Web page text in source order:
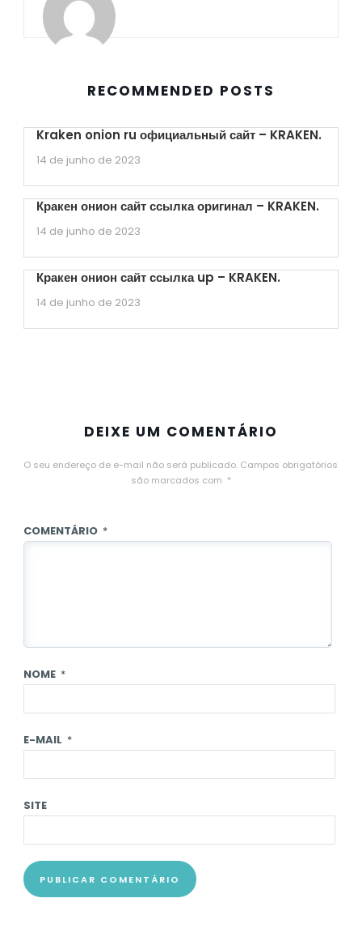
RECOMMENDED POSTS
Kraken onion ru официальный сайт – KRAKEN.
14 de junho de 2023
Кракен онион сайт ссылка оригинал – KRAKEN.
14 de junho de 2023
Кракен онион сайт ссылка up – KRAKEN.
14 de junho de 2023
DEIXE UM COMENTÁRIO
O seu endereço de e-mail não será publicado. Campos obrigatórios
são marcados com *
COMENTÁRIO *
NOME *
E-MAIL *
SITE